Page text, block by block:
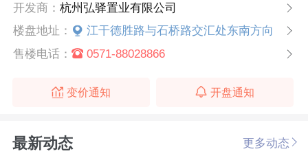
开发商：杭州弘驿置业有限公司
楼盘地址：
江干德胜路与石桥路交汇处东南方向
售楼电话：
0571-88028866
变价通知 开盘通知
最新动态 更多动态